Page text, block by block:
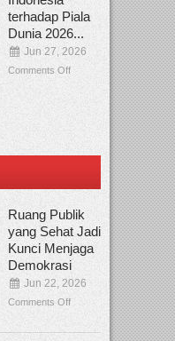
terhadap Piala
Dunia 2026...
Jun 27, 2026
Comments Off
Ruang Publik
yang Sehat Jadi
Kunci Menjaga
Demokrasi
Jun 22, 2026
Comments Off